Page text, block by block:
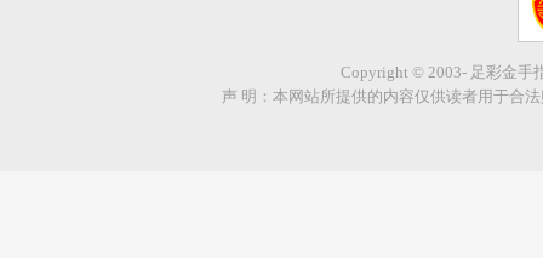
Copyright © 2003- 足彩金手
声 明：本网站所提供的内容仅供读者用于合